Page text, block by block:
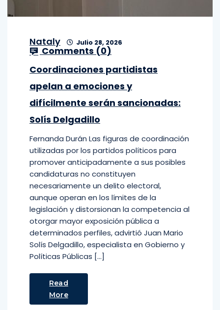
Nataly Julio 28, 2026
Comments (0)
Coordinaciones partidistas
apelan a emociones y
difícilmente serán sancionadas:
Solís Delgadillo
Fernanda Durán Las figuras de coordinación
utilizadas por los partidos políticos para
promover anticipadamente a sus posibles
candidaturas no constituyen
necesariamente un delito electoral,
aunque operan en los límites de la
legislación y distorsionan la competencia al
otorgar mayor exposición pública a
determinados perfiles, advirtió Juan Mario
Solís Delgadillo, especialista en Gobierno y
Políticas Públicas […]
Read
More